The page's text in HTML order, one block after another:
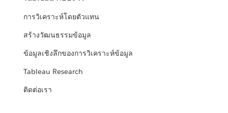
การวิเคราะห์โดยตัวแทน
สร้างวัฒนธรรมข้อมูล
ข้อมูลเชิงลึกของการวิเคราะห์ข้อมูล
Tableau Research
ติดต่อเรา